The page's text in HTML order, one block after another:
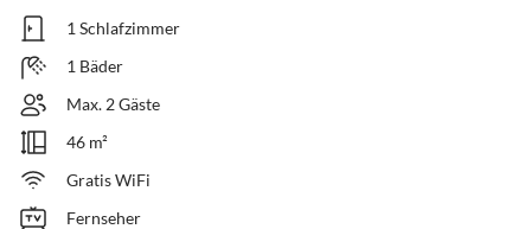
1 Schlafzimmer
1 Bäder
Max. 2 Gäste
46 m²
Gratis WiFi
Fernseher